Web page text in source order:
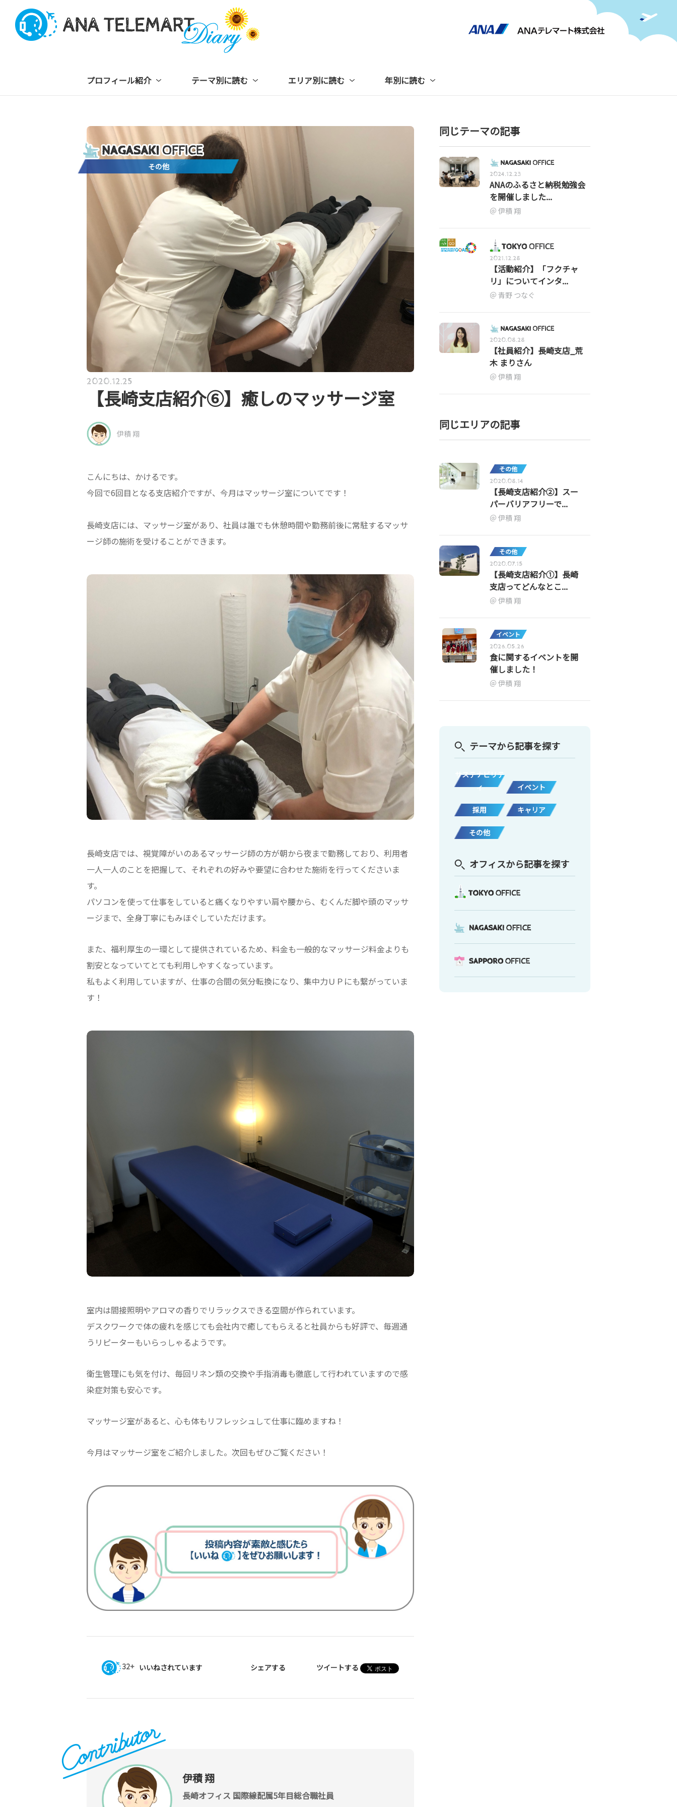
プロフィール紹介 テーマ別に読む エリア別に読む 年別に読む
その他
2020.12.25
【長崎支店紹介⑥】癒しのマッサージ室
伊積 翔
こんにちは、かけるです。
今回で6回目となる支店紹介ですが、今月はマッサージ室についてです！
長崎支店には、マッサージ室があり、社員は誰でも休憩時間や勤務前後に常駐するマッサ
ージ師の施術を受けることができます。
長崎支店では、視覚障がいのあるマッサージ師の方が朝から夜まで勤務しており、利用者
一人一人のことを把握して、それぞれの好みや要望に合わせた施術を行ってくださいま
す。
パソコンを使って仕事をしていると痛くなりやすい肩や腰から、むくんだ脚や頭のマッサ
ージまで、全身丁寧にもみほぐしていただけます。
また、福利厚生の一環として提供されているため、料金も一般的なマッサージ料金よりも
割安となっていてとても利用しやすくなっています。
私もよく利用していますが、仕事の合間の気分転換になり、集中力ＵＰにも繋がっていま
す！
室内は間接照明やアロマの香りでリラックスできる空間が作られています。
デスクワークで体の疲れを感じても会社内で癒してもらえると社員からも好評で、毎週通
うリピーターもいらっしゃるようです。
衛生管理にも気を付け、毎回リネン類の交換や手指消毒も徹底して行われていますので感
染症対策も安心です。
マッサージ室があると、心も体もリフレッシュして仕事に臨めますね！
今月はマッサージ室をご紹介しました。次回もぜひご覧ください！
32+ いいねされています シェアする ツイートする
伊積 翔
長崎オフィス 国際線配属5年目総合職社員
同じテーマの記事
2024.12.23
ANAのふるさと納税勉強会
を開催しました...
伊積 翔
2021.12.28
【活動紹介】「フクチャ
リ」についてインタ...
青野 つなぐ
2020.08.28
【社員紹介】長崎支店_荒
木 まりさん
伊積 翔
同じエリアの記事
その他
2020.08.14
【長崎支店紹介②】スー
パーバリアフリーで...
伊積 翔
その他
2020.07.15
【長崎支店紹介①】長崎
支店ってどんなとこ...
伊積 翔
イベント
2026.05.26
食に関するイベントを開
催しました！
伊積 翔
テーマから記事を探す
サステナビリテ
ィ
イベント
採用 キャリア
その他
オフィスから記事を探す